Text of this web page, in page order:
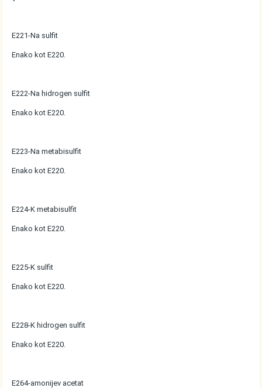
E221-Na sulfit
Enako kot E220.
E222-Na hidrogen sulfit
Enako kot E220.
E223-Na metabisulfit
Enako kot E220.
E224-K metabisulfit
Enako kot E220.
E225-K sulfit
Enako kot E220.
E228-K hidrogen sulfit
Enako kot E220.
E264-amonijev acetat